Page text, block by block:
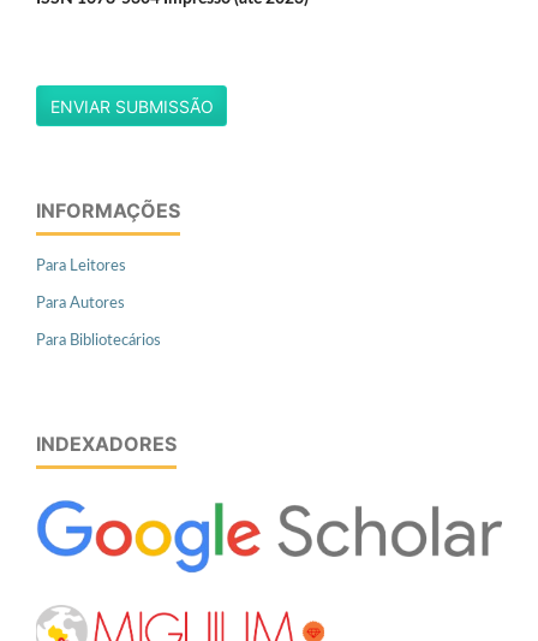
ENVIAR SUBMISSÃO
INFORMAÇÕES
Para Leitores
Para Autores
Para Bibliotecários
INDEXADORES